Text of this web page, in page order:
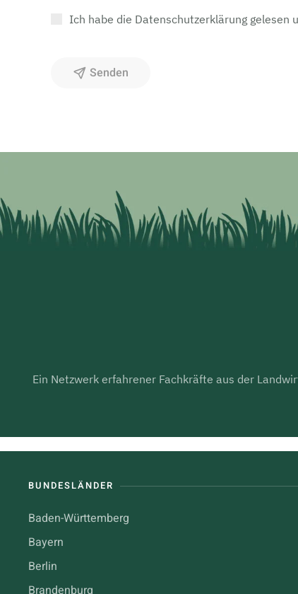
Ich habe die Datenschutzerklärung
Senden
Ein Netzwerk erfahrener Fachkräfte aus der
BUNDESLÄNDER
Baden-Württemberg
Bayern
Berlin